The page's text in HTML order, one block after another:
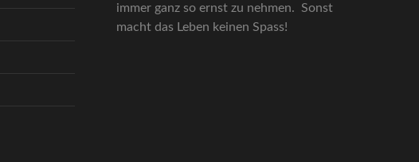
immer ganz so ernst zu nehmen. Sonst
macht das Leben keinen Spass!